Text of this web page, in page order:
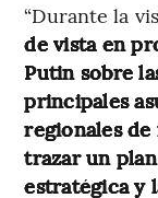
“Durante la
de vista en
Putin sobre
principales
regionales
trazar un
estratégica y